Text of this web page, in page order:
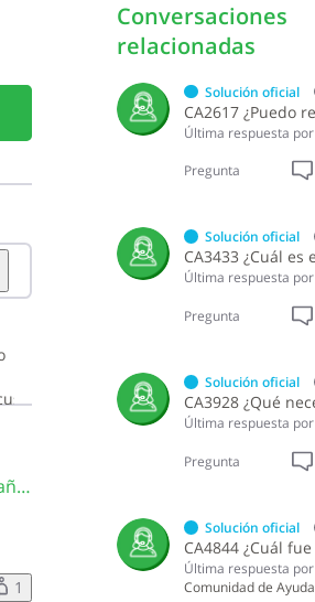
CA2617 ¿Puedo renovar el marbete si tengo pendientes renovaciones de años anteriores?
1
Conversaciones
relacionadas
Solución oficial
Última respuesta por
Pregunta
Solución oficial
Última respuesta por
Pregunta
Solución oficial
Última respuesta por
Pregunta
Solución oficial
Última respuesta por
Comunidad de Ayuda